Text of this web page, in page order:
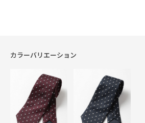
カラーバリエーション